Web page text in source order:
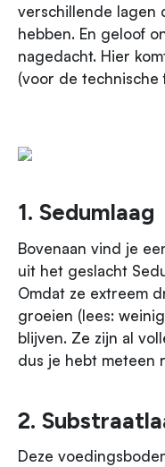
verschillende lagen
hebben. En geloof
nagedacht. Hier
(voor de technische
1. Sedumlaag
Bovenaan vind je
uit het geslacht
Omdat ze extreem
groeien (lees:
blijven. Ze zijn al
dus je hebt meteen
2.
Deze